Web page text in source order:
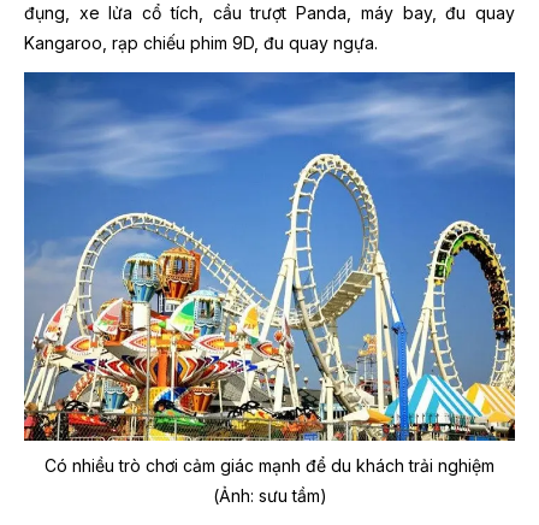
đụng, xe lửa cổ tích, cầu trượt Panda, máy bay, đu quay
Kangaroo, rạp chiếu phim 9D, đu quay ngựa.
Có nhiều trò chơi cảm giác mạnh để du khách trải nghiệm
(Ảnh: sưu tầm)